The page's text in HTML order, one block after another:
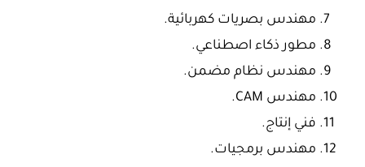
مهندس بصريات كهربائية.
مطور ذكاء اصطناعي.
مهندس نظام مضمن.
مهندس CAM.
فني إنتاج.
مهندس برمجيات.